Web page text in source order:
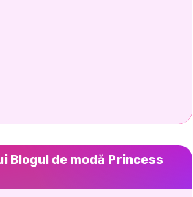
Blogul de modă Princess